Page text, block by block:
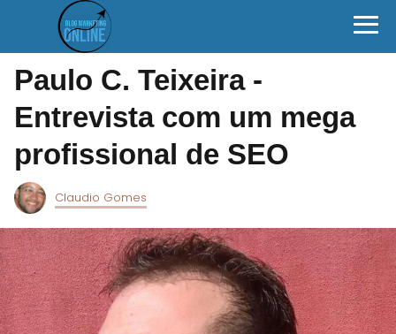
Paulo C. Teixeira -
Entrevista com um mega
profissional de SEO
Claudio Gomes